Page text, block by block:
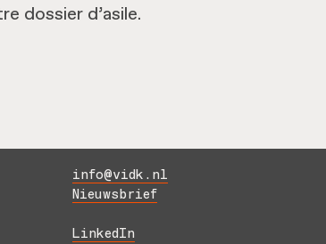
dossier d’asile.
info@vidk.nl
Nieuwsbrief
LinkedIn